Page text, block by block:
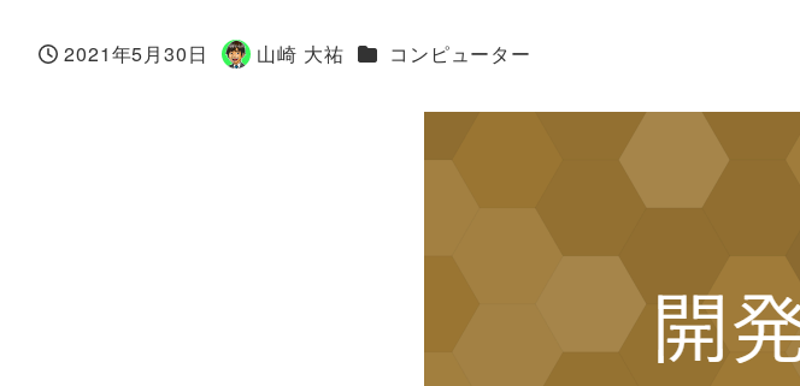
投稿日
2021年5月30日
著
山崎 大祐 カテゴリー
コンピューター